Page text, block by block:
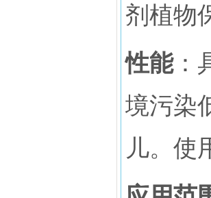
剂植物
性能：
境污染
儿。使